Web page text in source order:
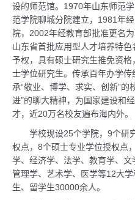
设的师范馆。1970年山东师范
范学院聊城分院建立，1981年
院，2002年经教育部批准更名
山东省首批应用型人才培养特
予权，具有硕士研究生推免资
士学位研究生。传承百年办学
承“敬业、博学、求实、创新”
进”的聊大精神，为国家建设和
才，近20万名校友遍布海内外。
学校现设25个学院，9个研
权点，8个硕士专业学位授权点
学、经济学、法学、教育学、文
管理学、艺术学、医学等12大
生、留学生30000余人。